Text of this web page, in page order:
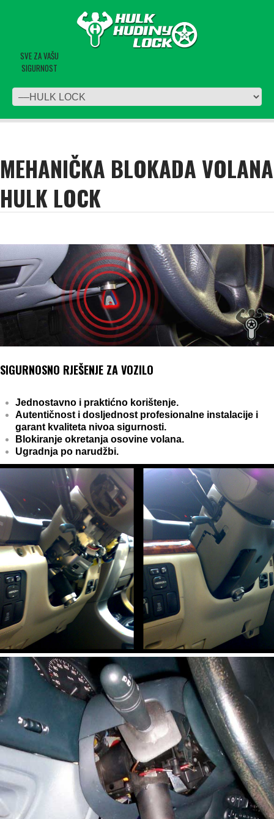
SVE ZA VAŠU
SIGURNOST
MEHANIČKA BLOKADA VOLANA
HULK LOCK
SIGURNOSNO RJEŠENJE ZA VOZILO
Jednostavno i praktićno korištenje.
Autentičnost i dosljednost profesionalne instalacije i
garant kvaliteta nivoa sigurnosti.
Blokiranje okretanja osovine volana.
Ugradnja po narudžbi.